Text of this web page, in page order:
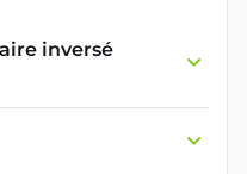
inversé
de
qui est efficace
appelants